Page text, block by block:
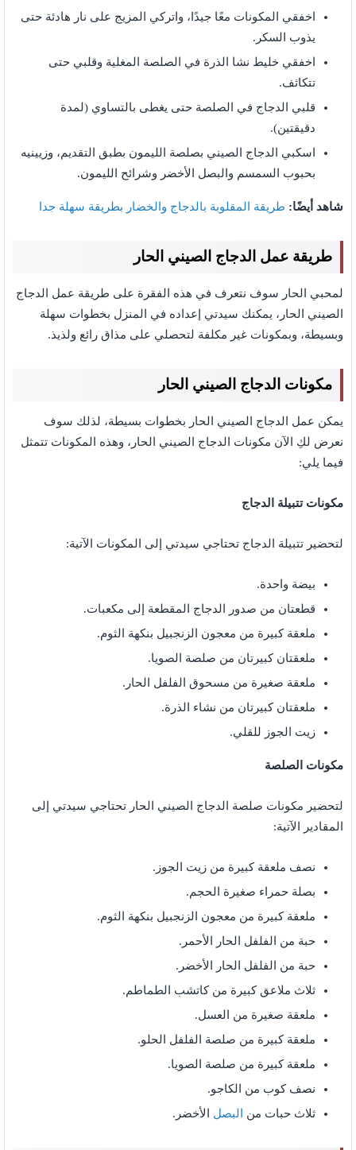
اخفقي المكونات معًا جيدًا، واتركي المزيج على نار هادئة حتى
يذوب السكر.
اخفقي خليط نشا الذرة في الصلصة المغلية وقلبي حتى
تتكاثف.
قلبي الدجاج في الصلصة حتى يغطى بالتساوي (لمدة
دقيقتين).
اسكبي الدجاج الصيني بصلصة الليمون بطبق التقديم، وزيينيه
بحبوب السمسم والبصل الأخضر وشرائح الليمون.
شاهد أيضًا: طريقة المقلوبة بالدجاج والخضار بطريقة سهلة جدا
طريقة عمل الدجاج الصيني الحار
لمحبي الحار سوف نتعرف في هذه الفقرة على طريقة عمل الدجاج
الصيني الحار، يمكنك سيدتي إعداده في المنزل بخطوات سهلة
وبسيطة، وبمكونات غير مكلفة لتحصلي على مذاق رائع ولذيذ.
مكونات الدجاج الصيني الحار
يمكن عمل الدجاج الصيني الحار بخطوات بسيطة، لذلك سوف
نعرض لكِ الآن مكونات الدجاج الصيني الحار، وهذه المكونات تتمثل
فيما يلي:
مكونات تتبيلة الدجاج
لتحضير تتبيلة الدجاج تحتاجي سيدتي إلى المكونات الآتية:
بيضة واحدة.
قطعتان من صدور الدجاج المقطعة إلى مكعبات.
ملعقة كبيرة من معجون الزنجبيل بنكهة الثوم.
ملعقتان كبيرتان من صلصة الصويا.
ملعقة صغيرة من مسحوق الفلفل الحار.
ملعقتان كبيرتان من نشاء الذرة.
زيت الجوز للقلي.
مكونات الصلصة
لتحضير مكونات صلصة الدجاج الصيني الحار تحتاجي سيدتي إلى
المقادير الآتية:
نصف ملعقة كبيرة من زيت الجوز.
بصلة حمراء صغيرة الحجم.
ملعقة كبيرة من معجون الزنجبيل بنكهة الثوم.
حبة من الفلفل الحار الأحمر.
حبة من الفلفل الحار الأخضر.
ثلاث ملاعق كبيرة من كاتشب الطماطم.
ملعقة صغيرة من العسل.
ملعقة كبيرة من صلصة الفلفل الحلو.
ملعقة كبيرة من صلصة الصويا.
نصف كوب من الكاجو.
ثلاث حبات من
البصل الأخضر.